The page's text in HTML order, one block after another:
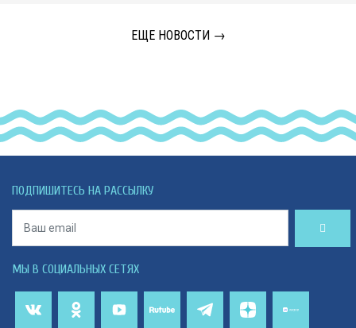
ЕЩЕ НОВОСТИ →
ПОДПИШИТЕСЬ НА РАССЫЛКУ
МЫ В СОЦИАЛЬНЫХ СЕТЯХ